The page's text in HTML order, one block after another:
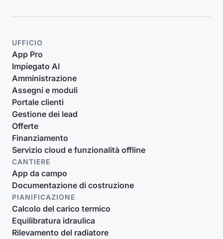
UFFICIO
App Pro
Impiegato AI
Amministrazione
Assegni e moduli
Portale clienti
Gestione dei lead
Offerte
Finanziamento
Servizio cloud e funzionalità offline
CANTIERE
App da campo
Documentazione di costruzione
PIANIFICAZIONE
Calcolo del carico termico
Equilibratura idraulica
Rilevamento del radiatore